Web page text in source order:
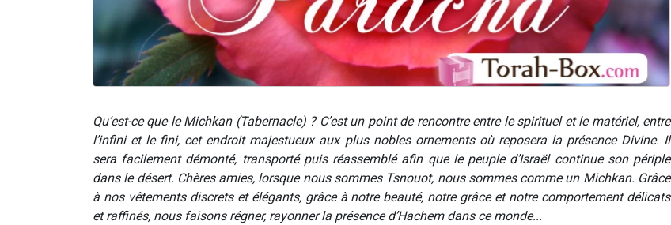
Qu’est-ce que le Michkan (Tabernacle) ? C’est un point de rencontre entre le spirituel et le matériel, entre
l’infini et le fini, cet endroit majestueux aux plus nobles ornements où reposera la présence Divine. Il
sera facilement démonté, transporté puis réassemblé afin que le peuple d’Israël continue son périple
dans le désert. Chères amies, lorsque nous sommes Tsnouot, nous sommes comme un Michkan. Grâce
à nos vêtements discrets et élégants, grâce à notre beauté, notre grâce et notre comportement délicats
et raffinés, nous faisons régner, rayonner la présence d’Hachem dans ce monde...